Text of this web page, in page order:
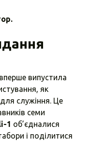
випустила
як
служіння. Це
семи
1 об’єдналися
і поділитися